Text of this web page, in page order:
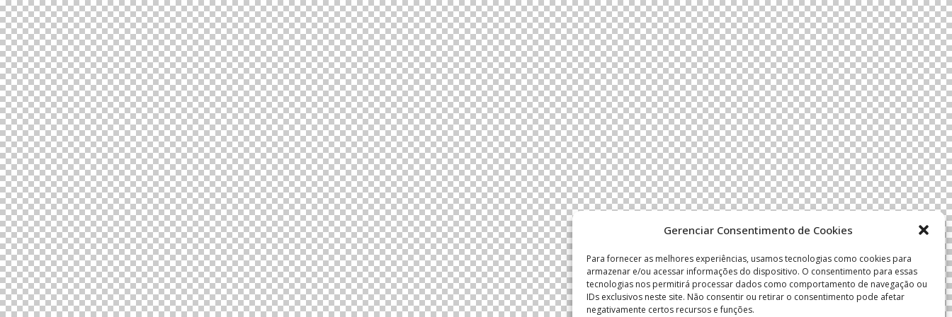
Gerenciar Consentimento de Cookies
Para fornecer as melhores experiências, usamos tecnologias como cookies para
armazenar e/ou acessar informações do dispositivo. O consentimento para essas
tecnologias nos permitirá processar dados como comportamento de navegação ou
IDs exclusivos neste site. Não consentir ou retirar o consentimento pode afetar
negativamente certos recursos e funções.